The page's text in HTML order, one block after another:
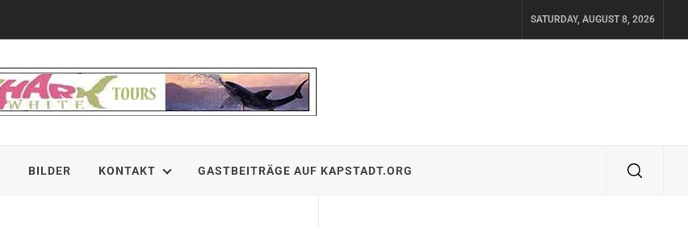
SATURDAY, AUGUST 8, 2026
BILDER KONTAKT GASTBEITRÄGE AUF KAPSTADT.ORG